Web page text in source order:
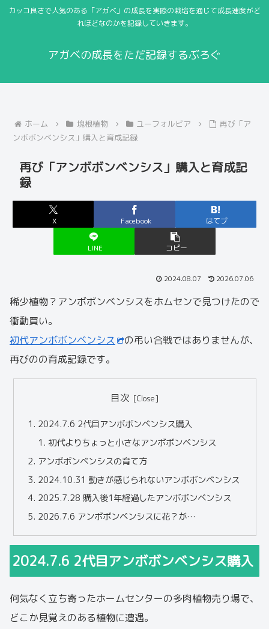
カッコ良さで人気のある「アガベ」の成長を実際の栽培を通じて成長速度がど
れほどなのかを記録していきます。
アガベの成長をただ記録するぶろぐ
ホーム 塊根植物 ユーフォルビア
再び「ア
ンボボンベンシス」購入と育成記録
再び「アンボボンベンシス」購入と育成記
録
X Facebook はてブ
LINE コピー
2024.08.07 2026.07.06
稀少植物？アンボボンベンシスをホムセンで見つけたので
衝動買い。
初代アンボボンベンシス
の弔い合戦ではありませんが、
再びのの育成記録です。
目次
2024.7.6 2代目アンボボンベンシス購入
初代よりちょっと小さなアンボボンベンシス
アンボボンベンシスの育て方
2024.10.31 動きが感じられないアンボボンベンシス
2025.7.28 購入後1年経過したアンボボンベンシス
2026.7.6 アンボボンベンシスに花？が…
2024.7.6 2代目アンボボンベンシス購入
何気なく立ち寄ったホームセンターの多肉植物売り場で、
どこか見覚えのある植物に遭遇。